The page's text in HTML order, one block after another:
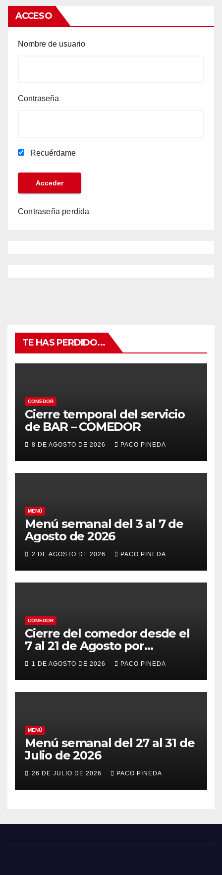
ACCESO
Nombre de usuario
Contraseña
Recuérdame
Contraseña perdida
TE HAS PERDIDO...
COMEDOR
Cierre temporal del servicio
de BAR – COMEDOR
8 DE AGOSTO DE 2026 PACO PINEDA
MENÚ
Menú semanal del 3 al 7 de
Agosto de 2026
2 DE AGOSTO DE 2026 PACO PINEDA
COMEDOR
Cierre del comedor desde el
7 al 21 de Agosto por
vacaciones
1 DE AGOSTO DE 2026 PACO PINEDA
MENÚ
Menú semanal del 27 al 31 de
Julio de 2026
26 DE JULIO DE 2026 PACO PINEDA